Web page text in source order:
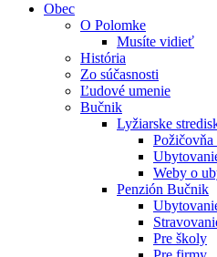
Obec
O Polomke
Musíte vidieť
História
Zo súčasnosti
Ľudové umenie
Bučnik
Lyžiarske
Požičovňa
Weby o
Penzión Bučnik
Pre školy